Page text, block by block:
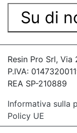
Su di
Resin Pro Srl, Via
P.IVA:
REA SP-210889
Informativa sulla
Policy UE